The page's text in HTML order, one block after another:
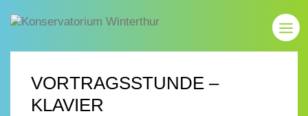
VORTRAGSSTUNDE –
KLAVIER